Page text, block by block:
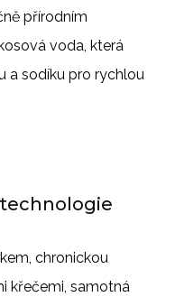
přírodním
voda, která
a sodíku pro rychlou
chronickou
křečemi, samotná